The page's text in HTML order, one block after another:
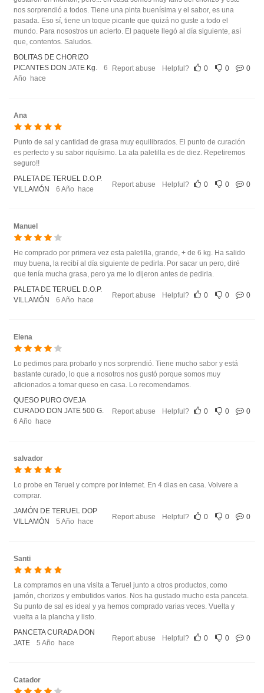
nos sorprendió a todos. Tiene una pinta buenísima y el sabor, es una
pasada. Eso sí, tiene un toque picante que quizá no guste a todo el
mundo. Para nosostros un acierto. El paquete llegó al día siguiente, así
que, contentos. Saludos.
BOLITAS DE CHORIZO
PICANTES DON JATE Kg.
6
Año hace
Report abuse Helpful? 0 0 0
Ana
Punto de sal y cantidad de grasa muy equilibrados. El punto de curación
es perfecto y su sabor riquísimo. La ata paletilla es de diez. Repetiremos
seguro!!
PALETA DE TERUEL D.O.P.
VILLAMÓN
6 Año hace
Report abuse Helpful? 0 0 0
Manuel
He comprado por primera vez esta paletilla, grande, + de 6 kg. Ha salido
muy buena, la recibí al día siguiente de pedirla. Por sacar un pero, diré
que tenía mucha grasa, pero ya me lo dijeron antes de pedirla.
PALETA DE TERUEL D.O.P.
VILLAMÓN
6 Año hace
Report abuse Helpful? 0 0 0
Elena
Lo pedimos para probarlo y nos sorprendió. Tiene mucho sabor y está
bastante curado, lo que a nosotros nos gustó porque somos muy
aficionados a tomar queso en casa. Lo recomendamos.
QUESO PURO OVEJA
CURADO DON JATE 500 G.
6 Año hace
Report abuse Helpful? 0 0 0
salvador
Lo probe en Teruel y compre por internet. En 4 dias en casa. Volvere a
comprar.
JAMÓN DE TERUEL DOP
VILLAMÓN
5 Año hace
Report abuse Helpful? 0 0 0
Santi
La compramos en una visita a Teruel junto a otros productos, como
jamón, chorizos y embutidos varios. Nos ha gustado mucho esta panceta.
Su punto de sal es ideal y ya hemos comprado varias veces. Vuelta y
vuelta a la plancha y listo.
PANCETA CURADA DON
JATE
5 Año hace
Report abuse Helpful? 0 0 0
Catador